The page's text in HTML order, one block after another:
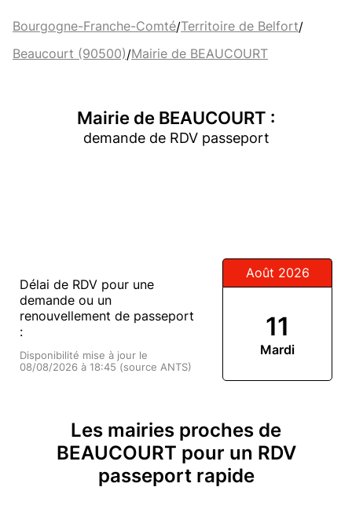
Bourgogne-Franche-Comté/Territoire de Belfort/
Beaucourt (90500)/Mairie de BEAUCOURT
Mairie de BEAUCOURT :
demande de RDV passeport
Délai de RDV pour une
demande ou un
renouvellement de passeport
:
Disponibilité mise à jour le
08/08/2026 à 18:45 (source ANTS)
Août 2026
11
Mardi
Les mairies proches de
BEAUCOURT pour un RDV
passeport rapide